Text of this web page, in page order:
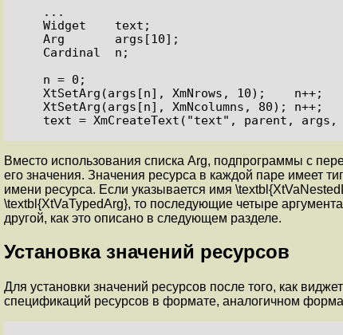
text = XmCreateText("text", parent, args,
Вместо использования списка Arg, подпрограммы с
его значения. Значения ресурса в каждой паре имеет
имени ресурса. Если указывается имя
\textbl{XtVaTypedArg}, то последующие четыре
другой, как это описано в следующем разделе.
Установка значений ресурсов
Для установки значений ресурсов после того, как
спецификаций ресурсов в формате, аналогичном